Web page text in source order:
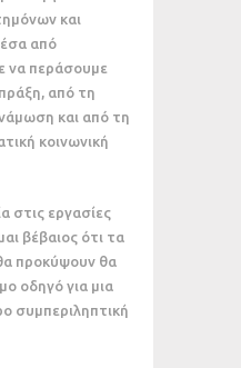
και
από
να περάσουμε
από τη
και από τη
κοινωνική
στις εργασίες
βέβαιος ότι τα
προκύψουν θα
οδηγό για μια
συμπεριληπτική